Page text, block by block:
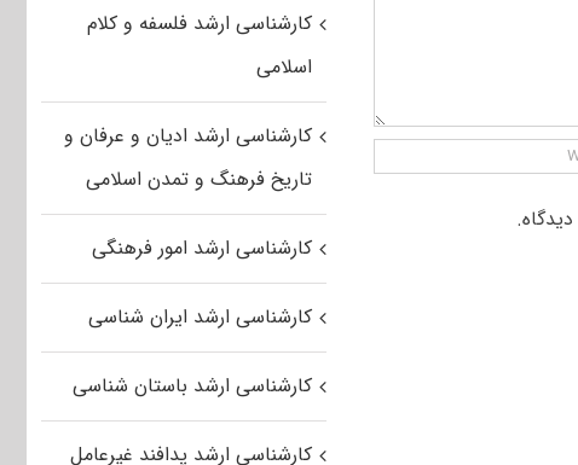
کارشناسی ارشد فلسفه و کلام
اسلامی
کارشناسی ارشد ادیان و عرفان و
تاریخ فرهنگ و تمدن اسلامی
کارشناسی ارشد امور فرهنگی
کارشناسی ارشد ایران شناسی
کارشناسی ارشد باستان شناسی
کارشناسی ارشد پدافند غیرعامل